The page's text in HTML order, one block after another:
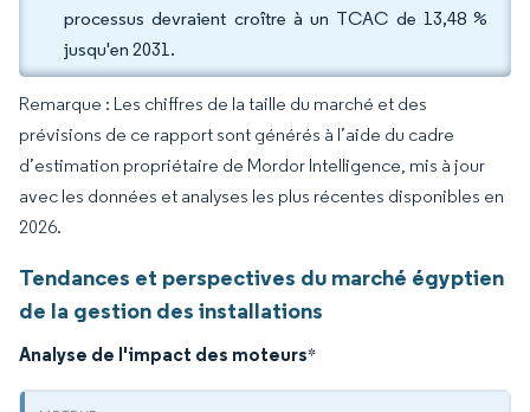
processus devraient croître à un TCAC de 13,48 %
jusqu'en 2031.
Remarque : Les chiffres de la taille du marché et des
prévisions de ce rapport sont générés à l’aide du cadre
d’estimation propriétaire de Mordor Intelligence, mis à jour
avec les données et analyses les plus récentes disponibles en
2026.
Tendances et perspectives du marché égyptien
de la gestion des installations
Analyse de l'impact des moteurs*